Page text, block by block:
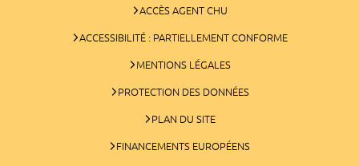
ACCÈS AGENT CHU
ACCESSIBILITÉ : PARTIELLEMENT CONFORME
MENTIONS LÉGALES
PROTECTION DES DONNÉES
PLAN DU SITE
FINANCEMENTS EUROPÉENS